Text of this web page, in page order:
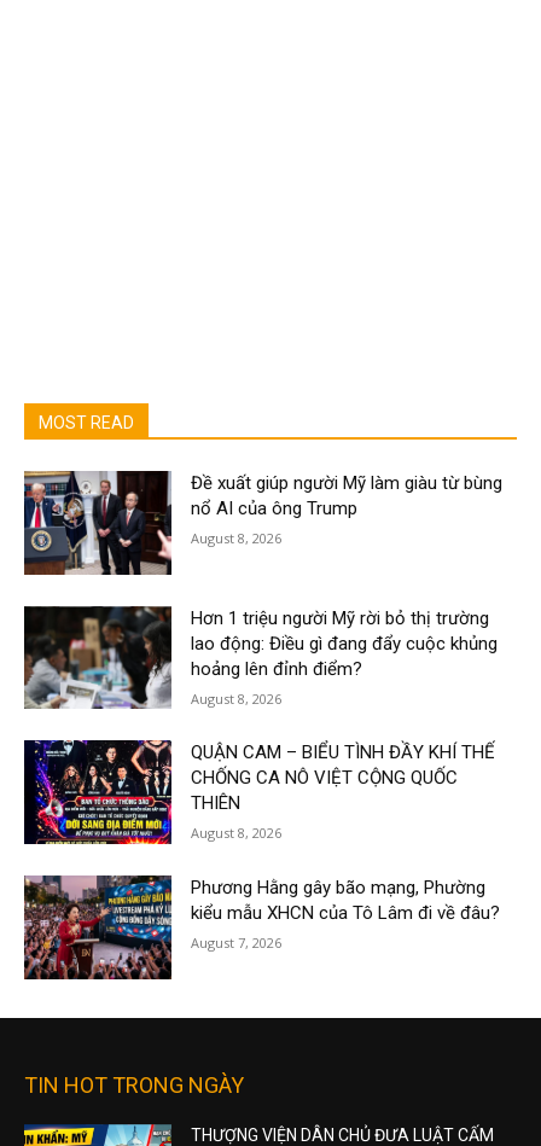
MOST READ
Đề xuất giúp người Mỹ làm giàu từ bùng
nổ AI của ông Trump
August 8, 2026
Hơn 1 triệu người Mỹ rời bỏ thị trường
lao động: Điều gì đang đẩy cuộc khủng
hoảng lên đỉnh điểm?
August 8, 2026
QUẬN CAM – BIỂU TÌNH ĐẦY KHÍ THẾ
CHỐNG CA NÔ VIỆT CỘNG QUỐC
THIÊN
August 8, 2026
Phương Hằng gây bão mạng, Phường
kiểu mẫu XHCN của Tô Lâm đi về đâu?
August 7, 2026
TIN HOT TRONG NGÀY
THƯỢNG VIỆN DÂN CHỦ ĐƯA LUẬT CẤM